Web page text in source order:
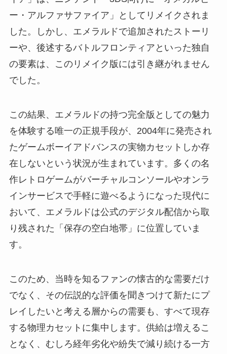
ー・アルファサファイア」としてリメイクされま
した。しかし、エメラルドで追加されたストーリ
ーや、後述するバトルフロンティアといった独自
の要素は、このリメイク版には引き継がれません
でした。
この結果、エメラルドの持つ完全版としての魅力
を体験する唯一の正規手段が、2004年に発売され
たゲームボーイアドバンスの実物カセットしか存
在しないという状況が生まれています。多くの名
作レトロゲームがバーチャルコンソールやオンラ
インサービスで手軽に遊べるようになった現代に
おいて、エメラルドは公式のデジタル配信から取
り残された「保存の空白地帯」に位置していま
す。
このため、当時を知るファンの懐古的な需要だけ
でなく、その伝説的な評価を聞きつけて新たにプ
レイしたいと考える層からの需要も、すべて現存
する物理カセットに集中します。供給は増えるこ
となく、むしろ経年劣化や紛失で減り続ける一方